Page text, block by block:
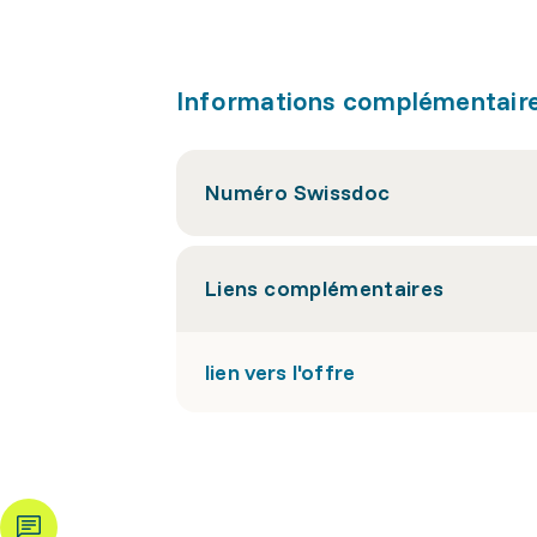
Informations
Numéro Swissdoc
Liens complémentaires
lien vers l'offre